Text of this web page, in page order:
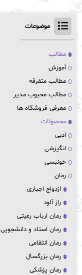
موضوعات
مطالب
آموزش
مطالب متفرقه
مطالب محبوب مدیر
معرفی فروشگاه ها
محصولات
ادبی
انگیزشی
خونبسی
رمان
ازدواج اجباری
راز آلود
رمان ارباب رعیتی
رمان استاد و دانشجویی
رمان انتقامی
رمان بزرگسال
رمان پزشکی